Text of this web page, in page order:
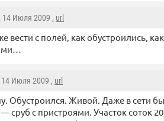
14 Июля 2009 , url
вести с полей, как обустроились,
14 Июля 2009 , url
Обустроился. Живой. Даже в сети
сруб с пристроями. Участок соток